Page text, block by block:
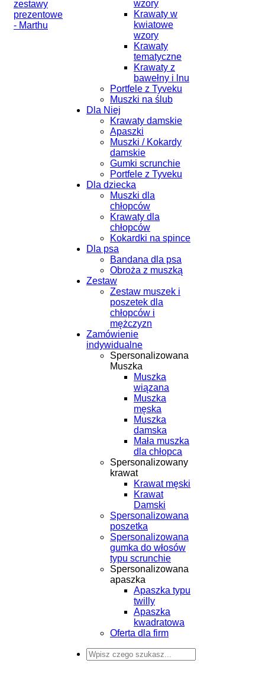
zestawy
prezentowe
- Marthu
wzory
Krawaty w
kwiatowe
wzory
Krawaty
tematyczne
Krawaty z
bawełny i lnu
Portfele z Tyveku
Muszki na ślub
Dla Niej
Krawaty damskie
Apaszki
Muszki / Kokardy
damskie
Gumki scrunchie
Portfele z Tyveku
Dla dziecka
Muszki dla
chłopców
Krawaty dla
chłopców
Kokardki na spince
Dla psa
Bandana dla psa
Obroża z muszką
Zestaw
Zestaw muszek i
poszetek dla
chłopców i
mężczyzn
Zamówienie
indywidualne
Spersonalizowana
Muszka
Muszka
wiązana
Muszka
męska
Muszka
damska
Mała muszka
dla chłopca
Spersonalizowany
krawat
Krawat męski
Krawat
Damski
Spersonalizowana
poszetka
Spersonalizowana
gumka do włosów
typu scrunchie
Spersonalizowana
apaszka
Apaszka typu
twilly
Apaszka
kwadratowa
Oferta dla firm